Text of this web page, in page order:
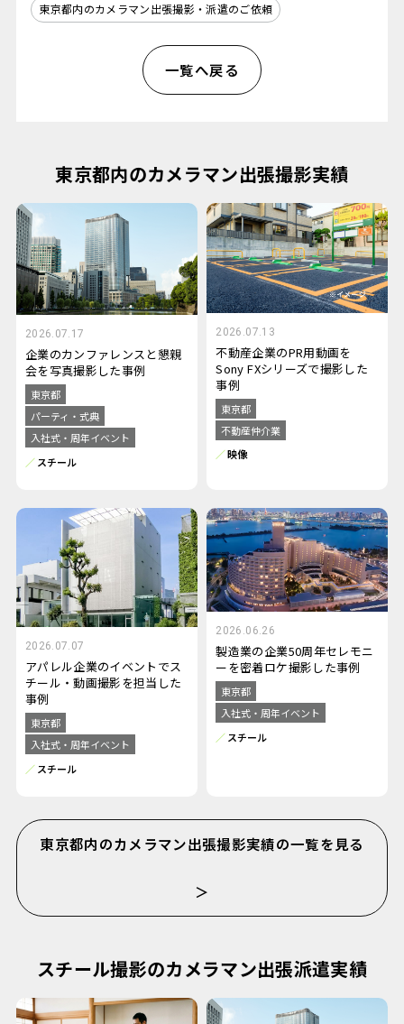
東京都内のカメラマン出張撮影・派遣のご依頼
一覧へ戻る
東京都内のカメラマン出張撮影実績
2026.07.17
企業のカンファレンスと懇親
会を写真撮影した事例
東京都
パーティ・式典
入社式・周年イベント
スチール
2026.07.13
不動産企業のPR用動画を
Sony FXシリーズで撮影した
事例
東京都
不動産仲介業
映像
2026.07.07
アパレル企業のイベントでス
チール・動画撮影を担当した
事例
東京都
入社式・周年イベント
スチール
2026.06.26
製造業の企業50周年セレモニ
ーを密着ロケ撮影した事例
東京都
入社式・周年イベント
スチール
東京都内のカメラマン出張撮影実績の一覧を見る
＞
スチール撮影のカメラマン出張派遣実績